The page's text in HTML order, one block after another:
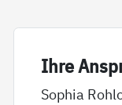
Ih­re
Sophia